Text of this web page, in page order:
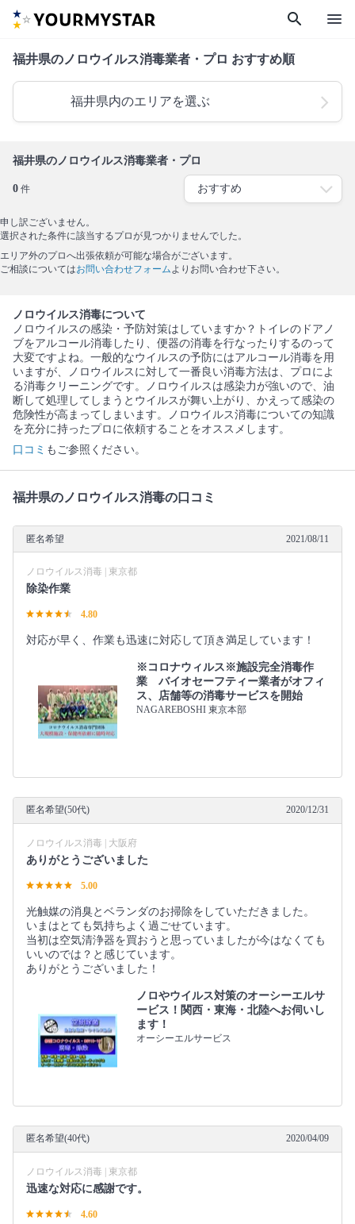
search menu
福井県のノロウイルス消毒業者・プロ おすすめ順
福井県内のエリアを選ぶ
福井県のノロウイルス消毒業者・プロ
0 件
申し訳ございません。
選択された条件に該当するプロが見つかりませんでした。
エリア外のプロへ出張依頼が可能な場合がございます。
ご相談についてはお問い合わせフォームよりお問い合わせ下さい。
ノロウイルス消毒について
ノロウイルスの感染・予防対策はしていますか？トイレのドアノ
ブをアルコール消毒したり、便器の消毒を行なったりするのって
大変ですよね。一般的なウイルスの予防にはアルコール消毒を用
いますが、ノロウイルスに対して一番良い消毒方法は、プロによ
る消毒クリーニングです。ノロウイルスは感染力が強いので、油
断して処理してしまうとウイルスが舞い上がり、かえって感染の
危険性が高まってしまいます。ノロウイルス消毒についての知識
を充分に持ったプロに依頼することをオススメします。
口コミ もご参照ください。
福井県のノロウイルス消毒の口コミ
匿名希望 2021/08/11
ノロウイルス消毒 | 東京都
除染作業
4.80
対応が早く、作業も迅速に対応して頂き満足しています！
※コロナウィルス※施設完全消毒作
業 バイオセーフティー業者がオフィ
ス、店舗等の消毒サービスを開始
NAGAREBOSHI 東京本部
匿名希望(50代) 2020/12/31
ノロウイルス消毒 | 大阪府
ありがとうございました
5.00
光触媒の消臭とベランダのお掃除をしていただきました。
いまはとても気持ちよく過ごせています。
当初は空気清浄器を買おうと思っていましたが今はなくても
いいのでは？と感じています。
ありがとうございました！
ノロやウイルス対策のオーシーエルサ
ービス！関西・東海・北陸へお伺いし
ます！
オーシーエルサービス
匿名希望(40代) 2020/04/09
ノロウイルス消毒 | 東京都
迅速な対応に感謝です。
4.60